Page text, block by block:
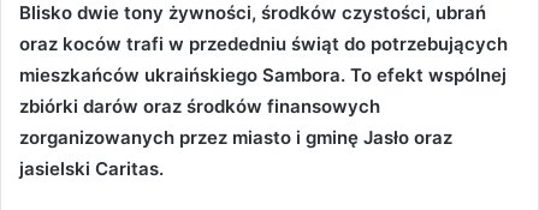
Blisko dwie tony żywności, środków czystości, ubrań
oraz koców trafi w przededniu świąt do potrzebujących
mieszkańców ukraińskiego Sambora. To efekt wspólnej
zbiórki darów oraz środków finansowych
zorganizowanych przez miasto i gminę Jasło oraz
jasielski Caritas.